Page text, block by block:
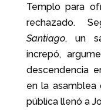
Templo para
rechazado.
Santiago, un
increpó,
descendencia
en la asamblea
pública llenó a